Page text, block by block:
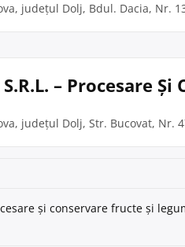
județul Dolj, Bdul. Dacia, Nr.
– Procesare
județul Dolj, Str. Bucovat, Nr.
și conservare fructe și